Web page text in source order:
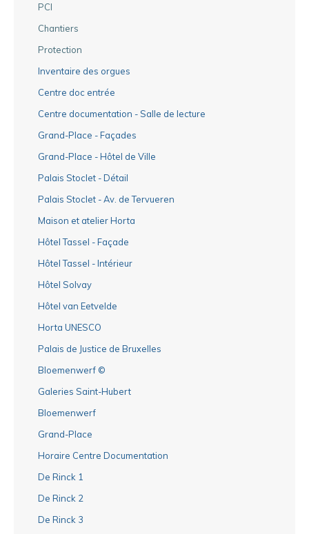
PCI
Chantiers
Protection
Inventaire des orgues
Centre doc entrée
Centre documentation - Salle de lecture
Grand-Place - Façades
Grand-Place - Hôtel de Ville
Palais Stoclet - Détail
Palais Stoclet - Av. de Tervueren
Maison et atelier Horta
Hôtel Tassel - Façade
Hôtel Tassel - Intérieur
Hôtel Solvay
Hôtel van Eetvelde
Horta UNESCO
Palais de Justice de Bruxelles
Bloemenwerf ©
Galeries Saint-Hubert
Bloemenwerf
Grand-Place
Horaire Centre Documentation
De Rinck 1
De Rinck 2
De Rinck 3